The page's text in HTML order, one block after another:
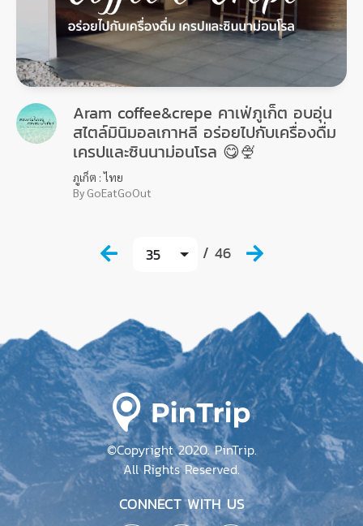
Aram coffee&crepe คาเฟ่ภูเก็ต อบอุ่น
สไตล์มินิมอลเกาหลี อร่อยไปกับเครื่องดื่ม
เครปและซินนาม่อนโรล 😋🍨
ภูเก็ต : ไทย
By GoEatGoOut
35 / 46
©Copyright 2020. PinTrip.
All Rights Reserved.
CONNECT WITH US